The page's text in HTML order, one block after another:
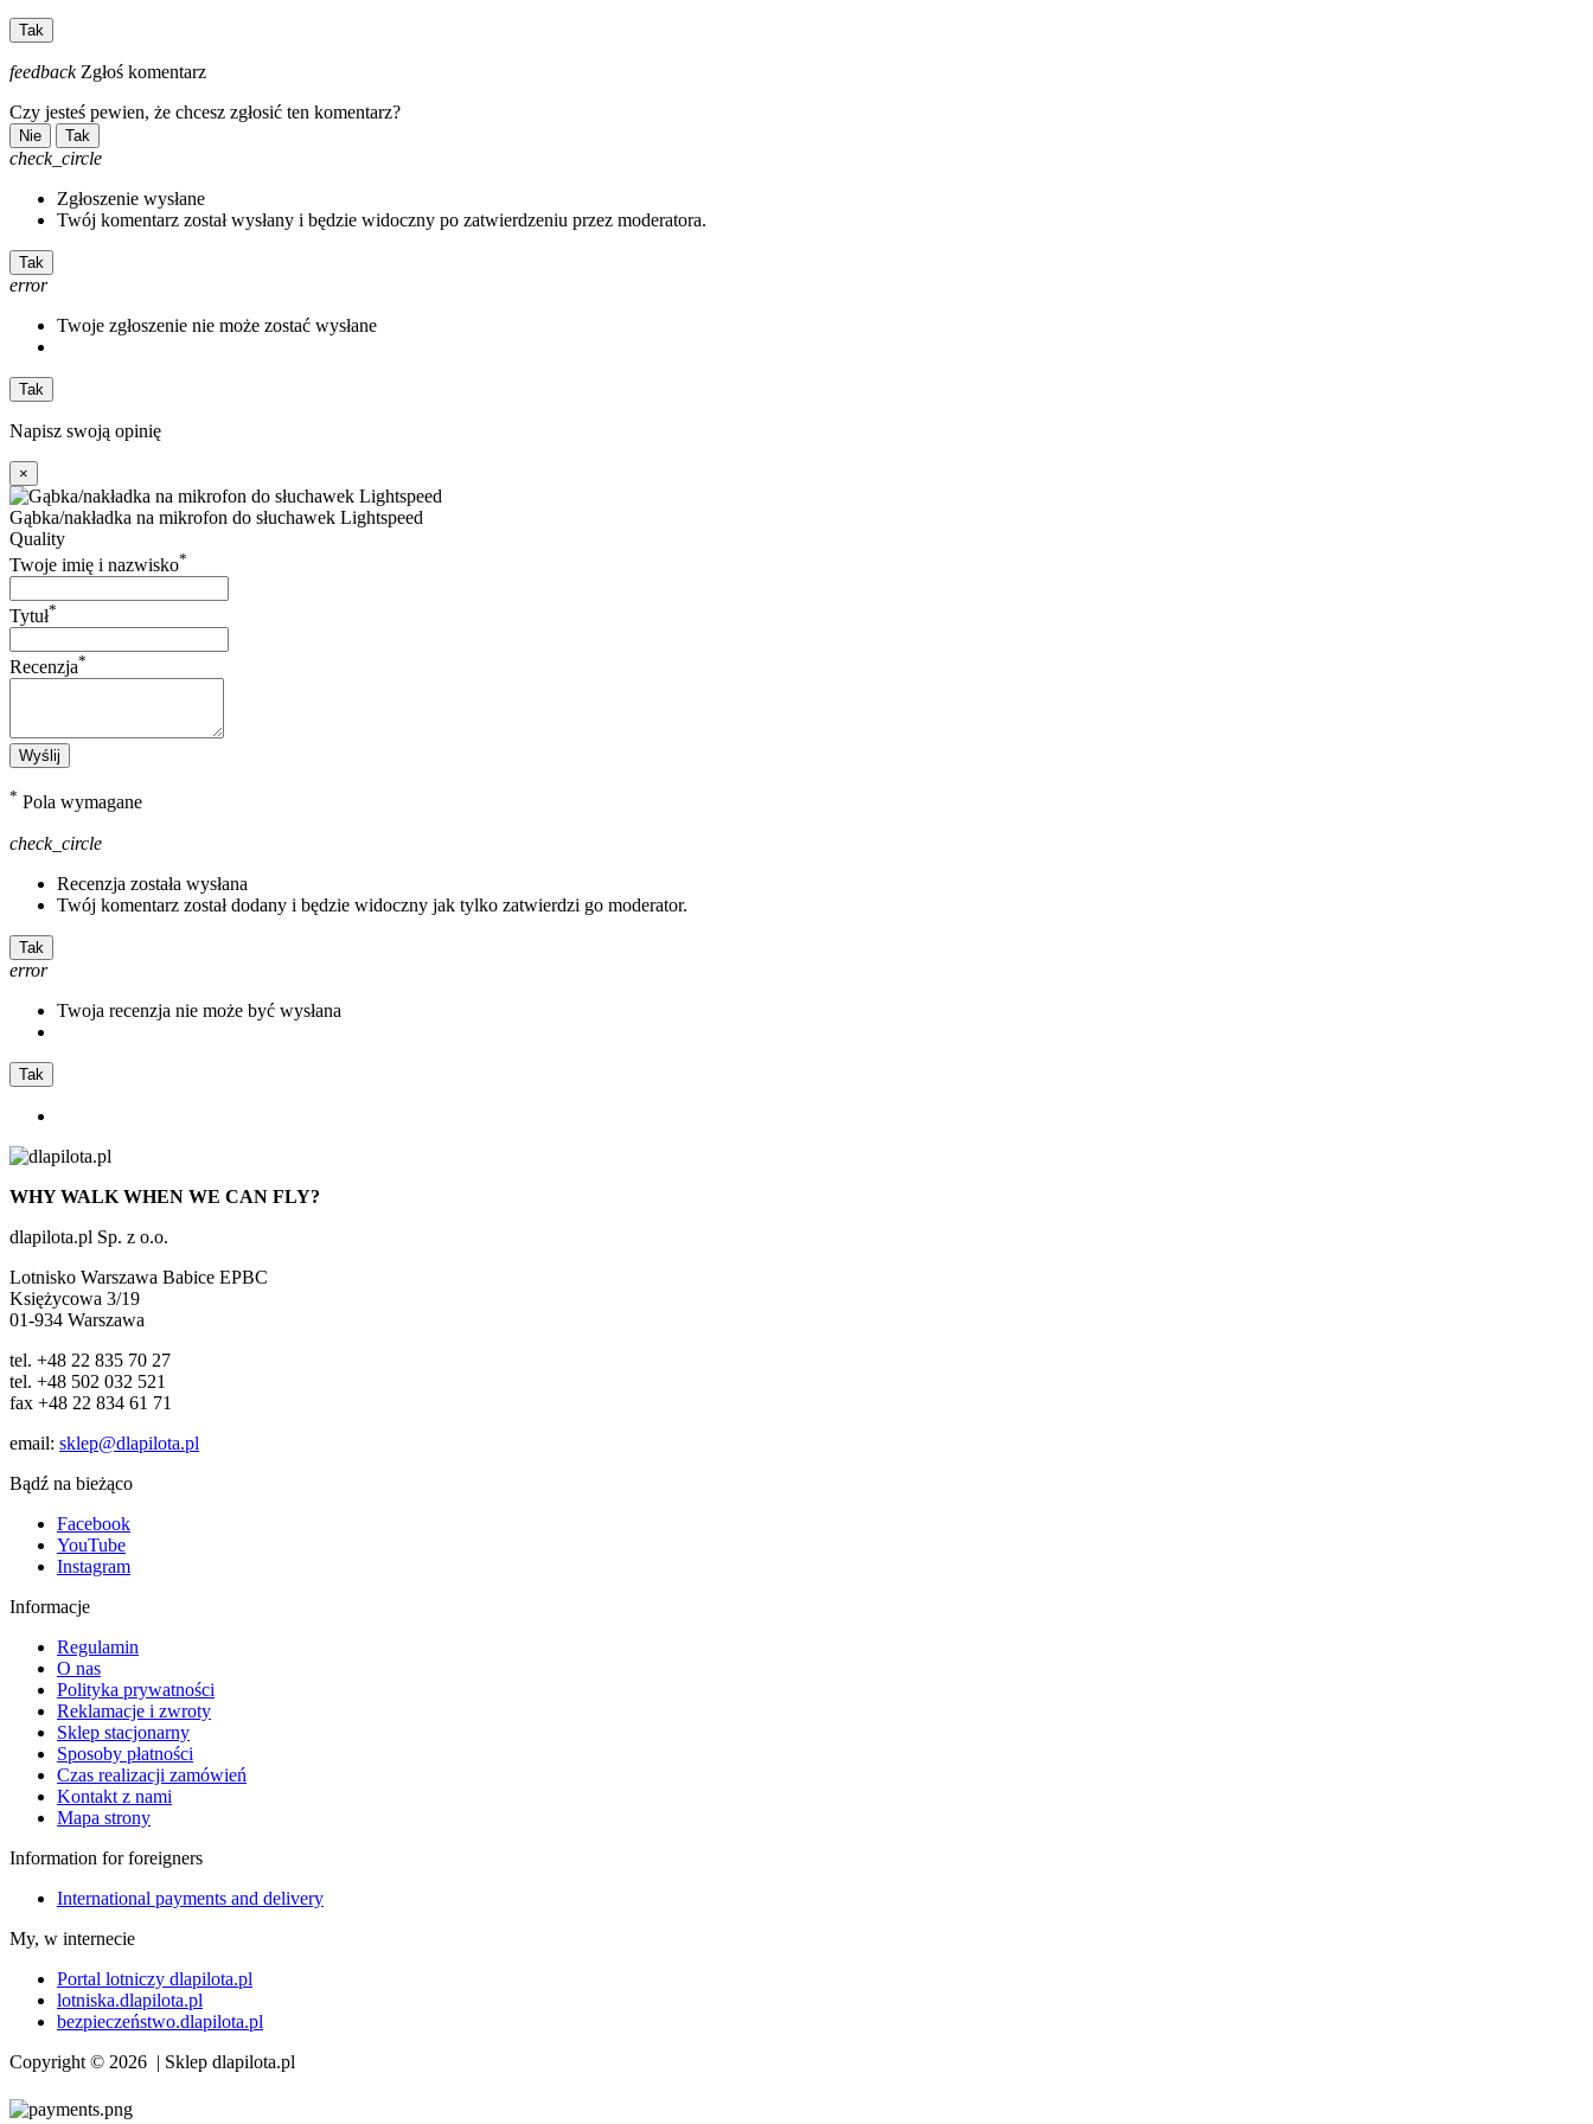
Tak
feedback Zgłoś komentarz
Czy jesteś pewien, że chcesz zgłosić ten komentarz?
Nie Tak
check_circle
Zgłoszenie wysłane
Twój komentarz został wysłany i będzie widoczny po zatwierdzeniu przez moderatora.
Tak
error
Twoje zgłoszenie nie może zostać wysłane
Tak
Napisz swoją opinię
×
Gąbka/nakładka na mikrofon do słuchawek Lightspeed
Quality
Twoje imię i nazwisko*
Tytuł*
Recenzja*
Wyślij
* Pola wymagane
check_circle
Recenzja została wysłana
Twój komentarz został dodany i będzie widoczny jak tylko zatwierdzi go moderator.
Tak
error
Twoja recenzja nie może być wysłana
Tak
WHY WALK WHEN WE CAN FLY?
dlapilota.pl Sp. z o.o.
Lotnisko Warszawa Babice EPBC
Księżycowa 3/19
01-934 Warszawa
tel. +48 22 835 70 27
tel. +48 502 032 521
fax +48 22 834 61 71
email: sklep@dlapilota.pl
Bądź na bieżąco
Facebook
YouTube
Instagram
Informacje
Regulamin
O nas
Polityka prywatności
Reklamacje i zwroty
Sklep stacjonarny
Sposoby płatności
Czas realizacji zamówień
Kontakt z nami
Mapa strony
Information for foreigners
International payments and delivery
My, w internecie
Portal lotniczy dlapilota.pl
lotniska.dlapilota.pl
bezpieczeństwo.dlapilota.pl
Copyright © 2026 | Sklep dlapilota.pl